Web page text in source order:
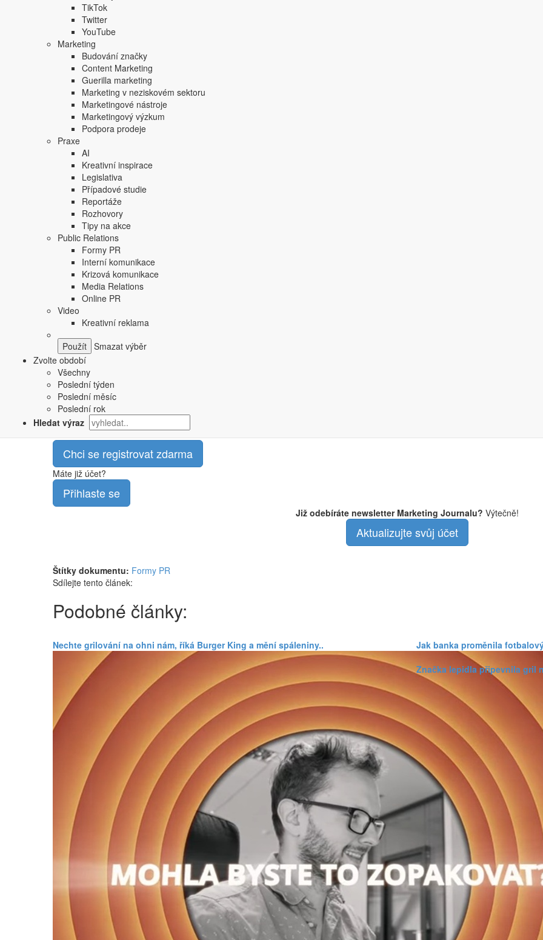
TikTok
Twitter
YouTube
Marketing
Budování značky
Content Marketing
Guerilla marketing
Marketing v neziskovém sektoru
Marketingové nástroje
Marketingový výzkum
Podpora prodeje
Praxe
AI
Kreativní inspirace
Legislativa
Případové studie
Reportáže
Rozhovory
Tipy na akce
Public Relations
Formy PR
Interní komunikace
Krizová komunikace
Media Relations
Online PR
Video
Kreativní reklama
Smazat výběr
Zvolte období
Všechny
Poslední týden
Poslední měsíc
Poslední rok
Hledat výraz
Samotný spot s názvem
top 100 písní pro rok 2020. Chytlavou melodii si v rámci klipu prozpěvují lidé během fénování vlasů, čištění bazénů i čekání ve
infocenter v nádražních halách, majitelé stánků s rychlým občerstvením a také hlídač místa konání letošního Super Bowlu,
jejího protagonistu a hlavní hvězdu show dožadující se vjezdu do areálu ve svém černém cabriu.
Myslím si, že spotřebitelé nyní potřebují hlavně optimismus a možnost nějakého úniku od toho, čím si prošli. A hudba je
adresu kampaně viceprezident marketingu pro Pepsi, Todd Kaplan.
Kromě televizního spotu a propagace na sociálních sítích nechala společnost na 500 milionů lahví a plechovek natisknout QR
Promoakce budou probíhat také v rámci lokálních obchodních řetězců.
Cílem letošních reklam bude hlavně povzbudit
Super Bowl tak letos přichází o dva významné hráče a i další značky byly nuceny v uplynulém roce snížit své rozpočty. Otázkou
částky do 30 vteřin slávy.
Tento článek je součástí prémiového obsahu.
Registrujte se a získejte k němu přístup zcela zdarma.
Vyznat se v trendech moderního marketingu se prostě vyplatí. Zůstaňte v obraze a zvolte jednu z následujících tří možností.
Chci se registrovat zdarma
Máte již účet?
Přihlaste se
Již odebíráte newsletter Marketing Journalu? Výtečně!
Aktualizujte svůj účet
Štítky dokumentu: Formy PR
Sdílejte tento článek:
Podobné články:
Nechte grilování na ohni nám, říká Burger King a mění spáleniny.. Jak banka proměnila
Značka lepidla připevnila gril